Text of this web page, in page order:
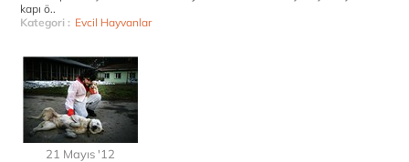
kapı ö..
Kategori : Evcil Hayvanlar
21 Mayıs '12